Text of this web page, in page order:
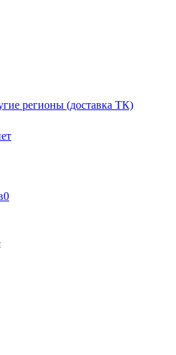
регионы (доставка ТК)
0